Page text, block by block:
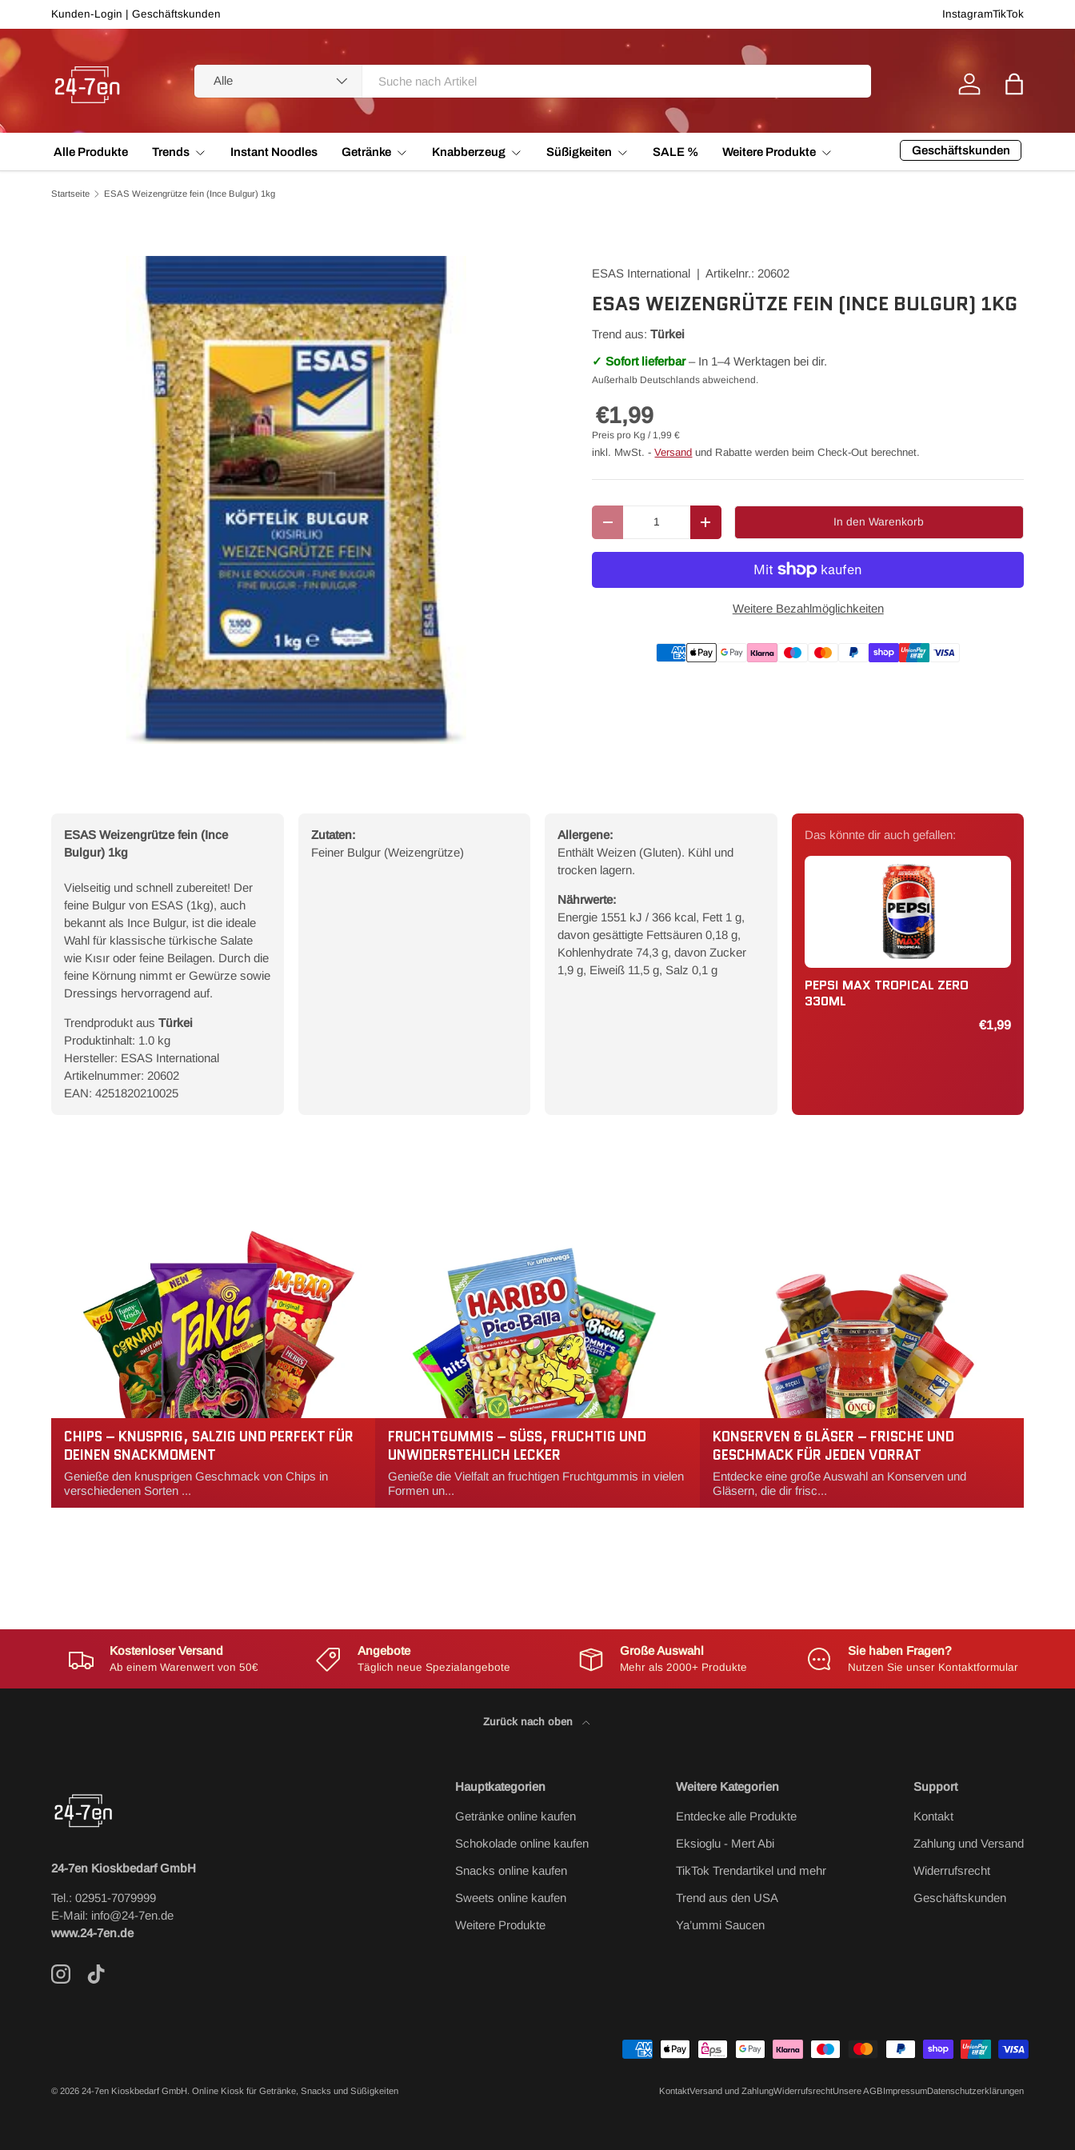
Direkt zum Inhalt
Kunden-Login | Geschäftskunden InstagramTikTok
Suchen
Art
Alle
Einloggen
Alle Produkte Trends Instant Noodles Getränke Knabberzeug Süßigkeiten SALE % Weitere Produkte Geschäftskunden
Startseite ESAS Weizengrütze fein (Ince Bulgur) 1kg
ESAS International | Artikelnr.: 20602
ESAS WEIZENGRÜTZE FEIN (INCE BULGUR) 1KG
Trend aus:Türkei
✓ Sofort lieferbar– In 1–4 Werktagen bei dir.
Außerhalb Deutschlands abweichend.
€1,99
Preis pro Kg / 1,99 €
inkl. MwSt. -Versand und Rabatte werden beim Check-Out berechnet.
Menge verringern
Menge erhöhen In den Warenkorb
Weitere Bezahlmöglichkeiten
Zahlungsmethoden
ESAS Weizengrütze fein (Ince
Bulgur) 1kg
Vielseitig und schnell zubereitet! Der
feine Bulgur von ESAS (1kg), auch
bekannt als Ince Bulgur, ist die ideale
Wahl für klassische türkische Salate
wie Kısır oder feine Beilagen. Durch die
feine Körnung nimmt er Gewürze sowie
Dressings hervorragend auf.
Trendprodukt aus Türkei
Produktinhalt: 1.0 kg
Hersteller: ESAS International
Artikelnummer: 20602
EAN: 4251820210025
Zutaten:
Feiner Bulgur (Weizengrütze)
Allergene:
Enthält Weizen (Gluten). Kühl und
trocken lagern.
Nährwerte:
Energie 1551 kJ / 366 kcal, Fett 1 g,
davon gesättigte Fettsäuren 0,18 g,
Kohlenhydrate 74,3 g, davon Zucker
1,9 g, Eiweiß 11,5 g, Salz 0,1 g
Das könnte dir auch gefallen:
PEPSI MAX TROPICAL ZERO
330ML
€1,99
CHIPS – KNUSPRIG, SALZIG UND PERFEKT FÜR
DEINEN SNACKMOMENT
Genieße den knusprigen Geschmack von Chips in
verschiedenen Sorten ...
FRUCHTGUMMIS – SÜSS, FRUCHTIG UND U
NWIDERSTEHLICH LECKER
Genieße die Vielfalt an fruchtigen Fruchtgummis in vielen
Formen un...
KONSERVEN & GLÄSER – FRISCHE UND
GESCHMACK FÜR JEDEN VORRAT
Entdecke eine große Auswahl an Konserven und
Gläsern, die dir frisc...
Kostenloser Versand
Ab einem Warenwert von 50€
Angebote
Täglich neue Spezialangebote
Große Auswahl
Mehr als 2000+ Produkte
Sie haben Fragen?
Nutzen Sie unser Kontaktformular
Zurück nach oben
24-7en Kioskbedarf GmbH
Tel.: 02951-7079999
E-Mail: info@24-7en.de
www.24-7en.de
InstagramTikTok
Hauptkategorien
Getränke online kaufen
Schokolade online kaufen
Snacks online kaufen
Sweets online kaufen
Weitere Produkte
Weitere Kategorien
Entdecke alle Produkte
Eksioglu - Mert Abi
TikTok Trendartikel und mehr
Trend aus den USA
Ya’ummi Saucen
Support
Kontakt
Zahlung und Versand
Widerrufsrecht
Geschäftskunden
Zahlungsmethoden
© 2026 24-7en Kioskbedarf GmbH. Online Kiosk für Getränke, Snacks und Süßigkeiten KontaktVersand und ZahlungWiderrufsrechtUnsere AGBImpressumDatenschutzerklärungen